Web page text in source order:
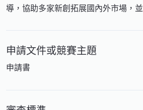
導，協助多家新創拓展國內外市場，
申請文件或競賽主題
申請書